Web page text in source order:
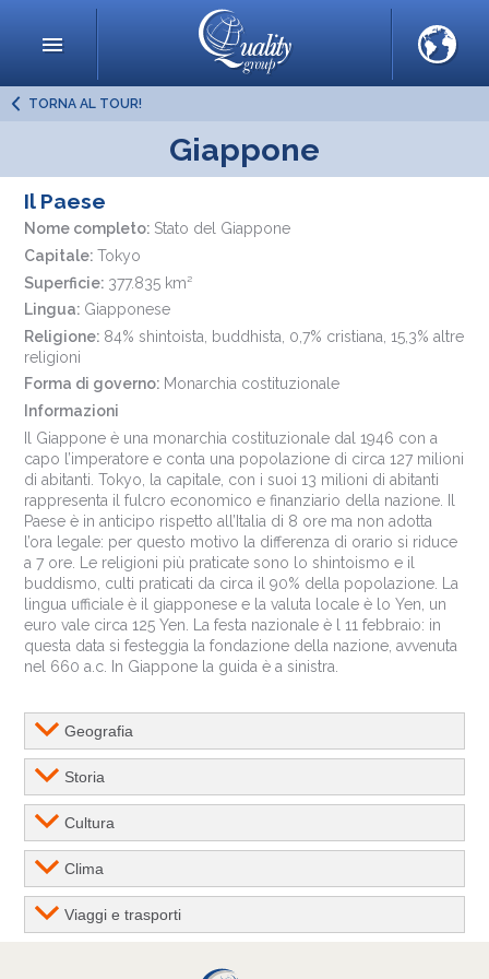
TORNA AL TOUR!
Giappone
Il Paese
Nome completo: Stato del Giappone
Capitale:Tokyo
Superficie: 377.835 km²
Lingua: Giapponese
Religione: 84% shintoista, buddhista, 0,7% cristiana, 15,3% altre
religioni
Forma di governo: Monarchia costituzionale
Informazioni
Il Giappone è una monarchia costituzionale dal 1946 con a
capo l’imperatore e conta una popolazione di circa 127 milioni
di abitanti. Tokyo, la capitale, con i suoi 13 milioni di abitanti
rappresenta il fulcro economico e finanziario della nazione. Il
Paese è in anticipo rispetto all’Italia di 8 ore ma non adotta
l’ora legale: per questo motivo la differenza di orario si riduce
a 7 ore. Le religioni più praticate sono lo shintoismo e il
buddismo, culti praticati da circa il 90% della popolazione. La
lingua ufficiale è il giapponese e la valuta locale è lo Yen, un
euro vale circa 125 Yen. La festa nazionale è l 11 febbraio: in
questa data si festeggia la fondazione della nazione, avvenuta
nel 660 a.c. In Giappone la guida è a sinistra.
Geografia
Storia
Cultura
Clima
Viaggi e trasporti